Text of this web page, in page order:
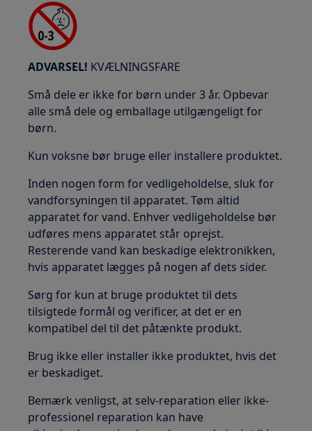
ADVARSEL! KVÆLNINGSFARE
Små dele er ikke for børn under 3 år. Opbevar
alle små dele og emballage utilgængeligt for
børn.
Kun voksne bør bruge eller installere produktet.
Inden nogen form for vedligeholdelse, sluk for
vandforsyningen til apparatet. Tøm altid
apparatet for vand. Enhver vedligeholdelse bør
udføres mens apparatet står oprejst.
Resterende vand kan beskadige elektronikken,
hvis apparatet lægges på nogen af dets sider.
Sørg for kun at bruge produktet til dets
tilsigtede formål og verificer, at det er en
kompatibel del til det påtænkte produkt.
Brug ikke eller installer ikke produktet, hvis det
er beskadiget.
Bemærk venligst, at selv-reparation eller ikke-
professionel reparation kan have